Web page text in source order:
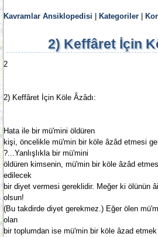
Kavramlar Ansiklopedisi Kategoriler
2) Keffâret İçin
2
2) Keffâret İçin Köle Âzâdı:
Hata ile bir mü'mini öldüren
kişi, öncelikle mü'min bir köle âzâd etmesi
?...Yanlışlıkla bir mü'mini
öldüren kimsenin, mü'min bir köle âzâd
edilecek
bir diyet vermesi gereklidir. Meğer ki ölünün
olsun!
(Bu takdirde diyet gerekmez.) Eğer ölen
olan
bir toplumdan ise mü'min bir köle âzad